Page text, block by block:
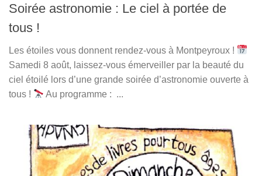
Soirée astronomie : Le ciel à portée de
tous !
Les étoiles vous donnent rendez-vous à Montpeyroux !
Samedi 8 août, laissez-vous émerveiller par la beauté du
ciel étoilé lors d’une grande soirée d’astronomie ouverte à
tous !
Au programme : ...